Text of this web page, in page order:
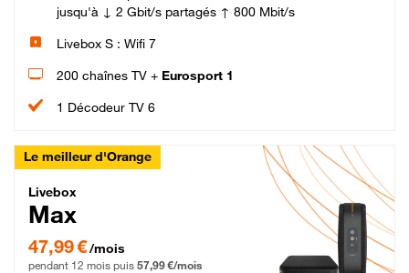
jusqu'à ↓ 2 Gbit/s partagés ↑ 800 Mbit/s
Livebox S : Wifi 7
200 chaînes TV + Eurosport 1
1 Décodeur TV 6
Le meilleur d'Orange
Livebox Max Fibre
Livebox
Max
47,99 € par mois pendant 12 mois puis 57,99 € par mois, Engagement 12 mois
47,99 €/mois
pendant 12 mois puis 57,99 €/mois